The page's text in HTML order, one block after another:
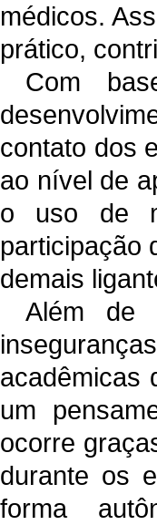
médicos.
prático,
Com
contato dos
ao nível de
o uso de
participação
demais
Além de
acadêmicas
um
ocorre
durante os
forma